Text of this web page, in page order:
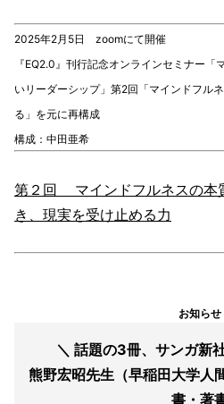
2025年2月5日 zoomにて開催
『EQ2.0』刊行記念オンラインセミナー「
いリーダーシップ」第2回「マインドフル
る」を元に再構成
構成：中田亜希
第２回 マインドフルネスの本
き、現実を受け止める力
お知らせ
＼ 話題の3冊、サンガ新
熊野宏昭先生（早稲田大学人
書・著